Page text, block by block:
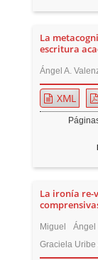
La
escritura
Ángel A.
XML
La ironía re-
Miguel
Graciela Uribe